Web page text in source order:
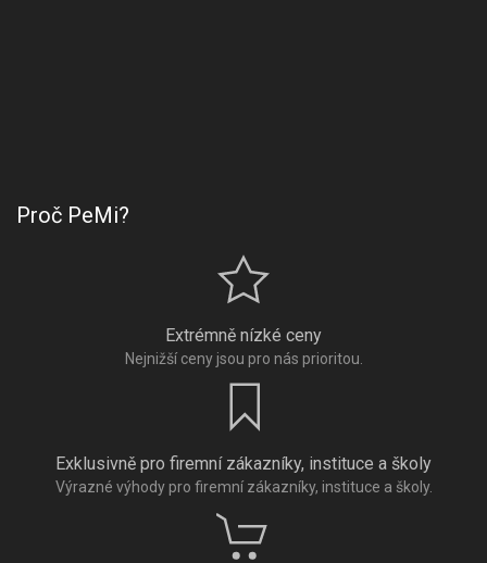
Proč PeMi?
Extrémně nízké ceny
Nejnižší ceny jsou pro nás prioritou.
Exklusivně pro firemní zákazníky, instituce a školy
Výrazné výhody pro firemní zákazníky, instituce a školy.